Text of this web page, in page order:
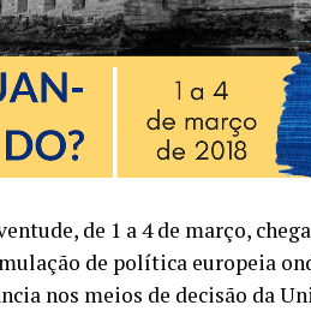
de 1 a 4 de março,
de política europeia
nos meios de decisão da